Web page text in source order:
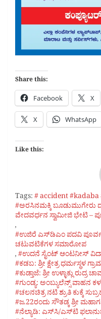
Share this:
Facebook X
X WhatsApp
Like this:
Tags:# accident
#ಅರಸಿನಮಕ್ಕಿ ಬೂಡುಮುಗೇರು
ವೇದವರ್ಧನ ಸ್ವಾಮೀಜಿ ಭೇಟಿ –
,
#ಉಜಿರೆ ಎಸ್‌ಡಿಎಂ ಪದವಿ
ಚಟುವಟಿಕೆಗಳ ಸಮಾರೋಪ
,#ಉದನೆ ಸೈಂಟ್ ಆಂಟನೀಸ್‌
#ಕಡಬ: ಶ್ರೀ ಕ್ಷೇತ್ರ ಧರ್ಮಸ್ಥಳ
#ಕುಡ್ತಾಜೆ: ಶ್ರೀ ಉಳ್ಳಾಕ್ಲು ರುದ್ರ
#ಗುಂಡ್ಯ: ಅಂಬ್ಯುಲೆನ್ಸ್ ವಾಹನ
#ಚಲನಚಿತ್ರ ನಟಿ ಶ್ರುತಿ ಕುಕ್ಕೆ
#ಜ.22ರಂದು ಸೌತಡ್ಕ ಶ್ರೀ
#ನೆಲ್ಯಾಡಿ: ಎಸ್‌ಸಿ/ಎಸ್‌ಟಿ